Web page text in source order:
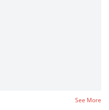
See More